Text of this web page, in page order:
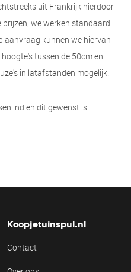
uit Frankrijk hierdoor
we werken standaard
aanvraag kunnen we hiervan
tussen de 50cm en
in latafstanden mogelijk.
indien dit gewenst is.
Koopjetuinspul.nl
Contact